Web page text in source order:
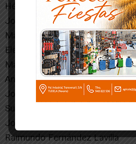
Héctor Martínez Fernández
José Ignacio Huguet Coscolín
María Carmen Nevot Pérez
Elena Puertolas García
María Teresa Fernández Martín
Antonio Martínez Cornago
José Javier Martínez Nevot
Susana Pérez Lizar
José Pedro Ropero Ojea
Raimundo Fernández Lavilla